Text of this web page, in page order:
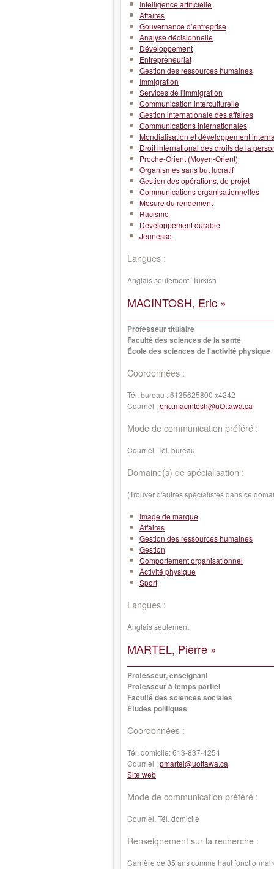
Intelligence artificielle
Affaires
Gouvernance d’entreprise
Analyse décisionnelle
Développement
Entrepreneuriat
Gestion des ressources humaines
Immigration
Services de l'immigration
Communication interculturelle
Gestion internationale des affaires
Communications internationales
Mondialisation et développement
Droit international des droits de la
Proche-Orient (Moyen-Orient)
Organismes sans but lucratif
Gestion des opérations, de projet
Communications organisationnelles
Mesure du rendement
Racisme
Développement durable
Jeunesse
Langues :
Anglais seulement, Turkish
MACINTOSH, Eric »
Professeur titulaire
Faculté des sciences de la santé
École des sciences de l'activité physique
Coordonnées :
Tél. bureau :6135625800 x4242
Courriel :eric.macintosh@uOttawa.ca
Mode de communication préféré :
Courriel, Tél. bureau
Domaine(s) de spécialisation :
(Trouver d'autres spécialistes dans ce
Image de marque
Affaires
Gestion des ressources humaines
Gestion
Comportement organisationnel
Activité physique
Sport
Langues :
Anglais seulement
MARTEL, Pierre »
Professeur, enseignant
Professeur à temps partiel
Faculté des sciences sociales
Études politiques
Coordonnées :
Tél. domicile:613-837-4254
Courriel :pmartel@uottawa.ca
Site web
Mode de communication préféré :
Courriel, Tél. domicile
Renseignement sur la recherche :
Carrière de 35 ans comme haut